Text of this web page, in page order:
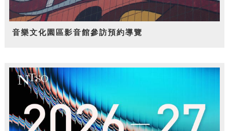
音樂文化園區影音館參訪預約導覽